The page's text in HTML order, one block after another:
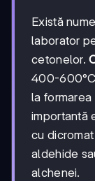
Există
laborator
cetonelor.
400-
la formarea
importantă
cu
aldehide
alchenei.